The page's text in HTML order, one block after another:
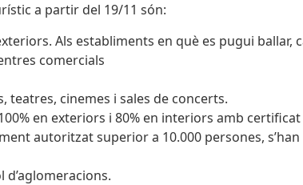
a partir del 19/11 són:
Als establiments en què es pugui ballar,
comercials
teatres, cinemes i sales de concerts.
en exteriors i 80% en interiors amb
autoritzat superior a 10.000 persones,